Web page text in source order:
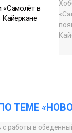
«Самолёт в
Кайеркане
ТЕМЕ